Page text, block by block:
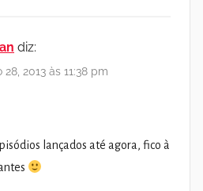
diz:
28, 2013 às 11:38 pm
lançados até agora, fico à